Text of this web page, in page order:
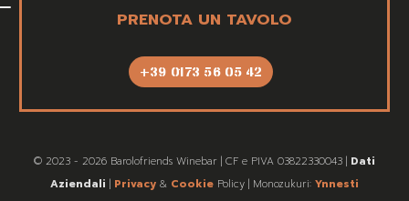
PRENOTA UN TAVOLO
+39 0173 56 05 42
© 2023 - 2026 Barolofriends Winebar | CF e PIVA 03822330043 | Dati
Aziendali | Privacy & Cookie Policy | Monozukuri: Ynnesti